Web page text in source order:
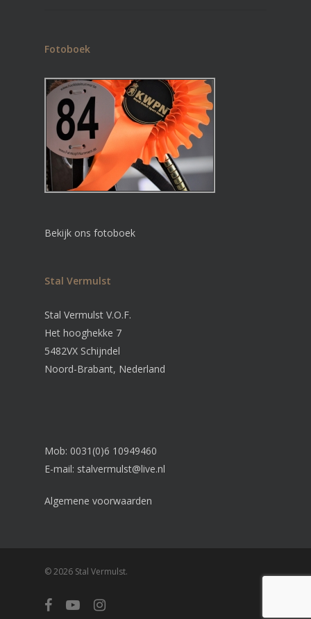
Fotoboek
Bekijk ons fotoboek
Stal Vermulst
Stal Vermulst V.O.F.
Het hooghekke 7
5482VX Schijndel
Noord-Brabant, Nederland
Mob: 0031(0)6 10949460
E-mail: stalvermulst@live.nl
Algemene voorwaarden
© 2026 Stal Vermulst.
facebookyoutubeinstagram